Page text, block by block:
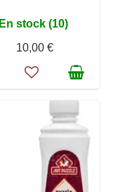
En stock (10)
10,00 €